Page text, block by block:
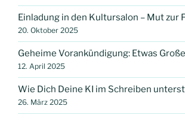
Einladung in den Kultursalon – Mut zur
20. Oktober 2025
Geheime Vorankündigung: Etwas
12. April 2025
Wie Dich Deine KI im Schreiben
26. März 2025